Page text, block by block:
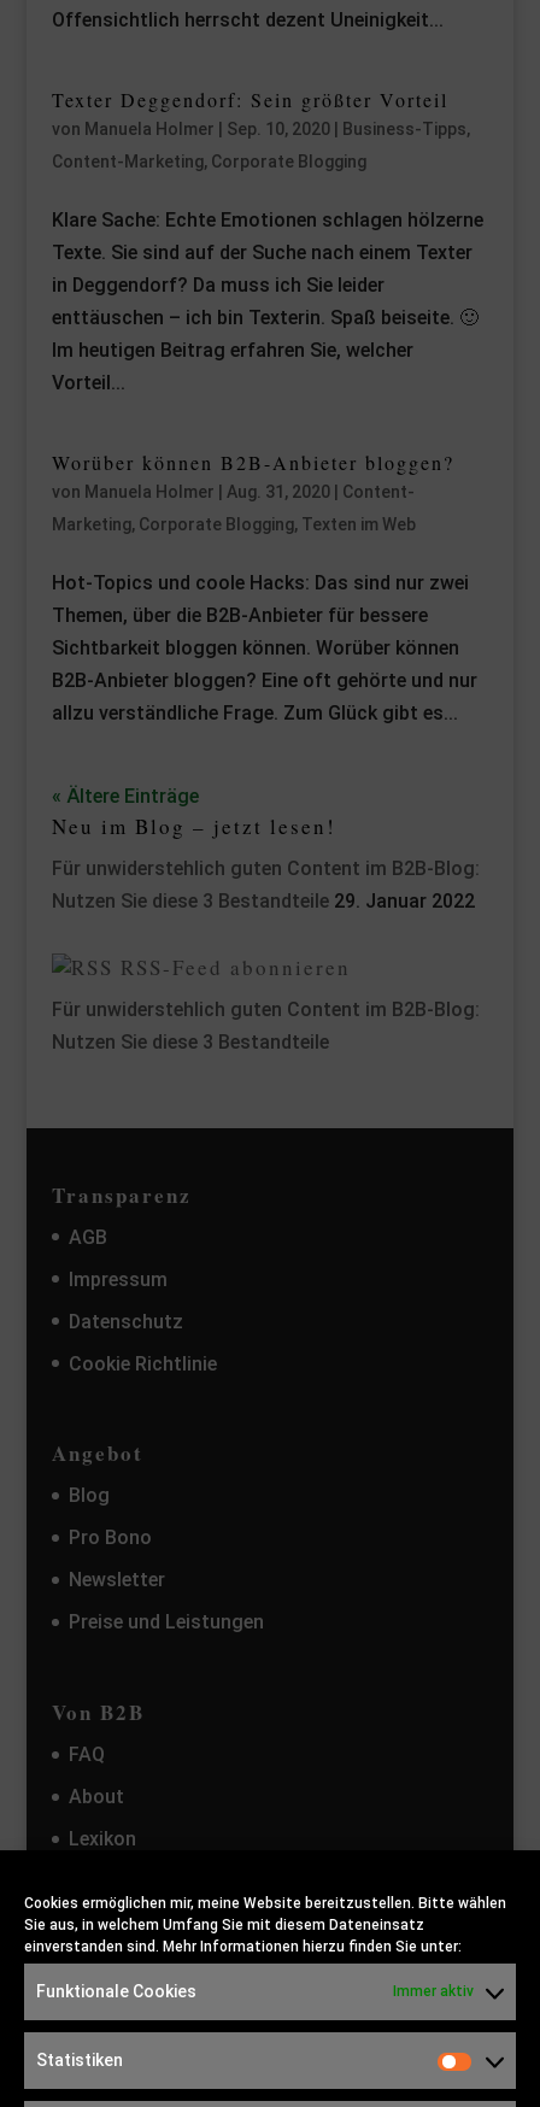
Cookies ermöglichen mir, meine Website bereitzustellen. Bitte wählen
Sie aus, in welchem Umfang Sie mit diesem Dateneinsatz
einverstanden sind. Mehr Informationen hierzu finden Sie unter:
Funktionale Cookies Immer aktiv
Statistiken
Offensichtlich herrscht dezent Uneinigkeit...
Texter Deggendorf: Sein größter Vorteil
von Manuela Holmer Sep. 10, 2020| Business-Tipps,
Content-Marketing, Corporate Blogging
Klare Sache: Echte Emotionen schlagen hölzerne
Texte. Sie sind auf der Suche nach einem Texter
in Deggendorf? Da muss ich Sie leider
enttäuschen – ich bin Texterin. Spaß beiseite. 🙂
Im heutigen Beitrag erfahren Sie, welcher
Vorteil...
Worüber können B2B-Anbieter bloggen?
von Manuela Holmer Aug. 31, 2020| Content-
Marketing, Corporate Blogging, Texten im Web
Hot-Topics und coole Hacks: Das sind nur zwei
Themen, über die B2B-Anbieter für bessere
Sichtbarkeit bloggen können. Worüber können
B2B-Anbieter bloggen? Eine oft gehörte und nur
allzu verständliche Frage. Zum Glück gibt es...
« Ältere Einträge
Neu im Blog – jetzt lesen!
Für unwiderstehlich guten Content im B2B-Blog:
Nutzen Sie diese 3 Bestandteile 29. Januar 2022
RSS-Feed abonnieren
Für unwiderstehlich guten Content im B2B-Blog:
Nutzen Sie diese 3 Bestandteile
Transparenz
AGB
Impressum
Datenschutz
Cookie Richtlinie
Angebot
Blog
Pro Bono
Newsletter
Preise und Leistungen
Von B2B
FAQ
About
Lexikon